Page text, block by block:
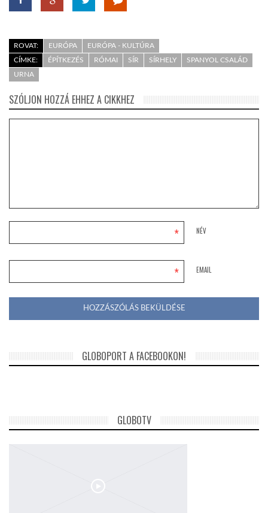
ROVAT: EURÓPA
EURÓPA - KULTÚRA
CÍMKE:
ÉPÍTKEZÉS RÓMAI SÍR SÍRHELY
SPANYOL CSALÁD
URNA
SZÓLJON HOZZÁ EHHEZ A CIKKHEZ
NÉV
*
EMAIL
*
GLOBOPORT A FACEBOOKON!
GLOBOTV